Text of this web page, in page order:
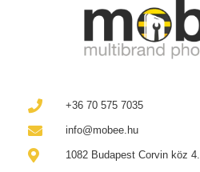
+36 70 575 7035
info@mobee.hu
1082 Budapest Corvin köz 4.